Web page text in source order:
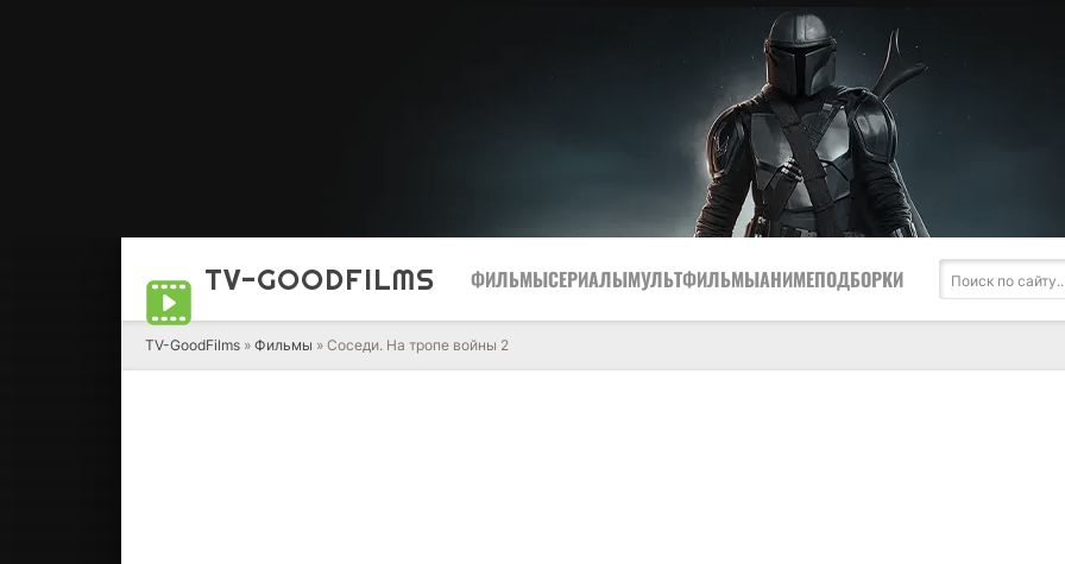
TV-GOODFILMS ФИЛЬМЫСЕРИАЛЫМУЛЬТФИЛЬМЫАНИМЕПОДБОРКИ
TV-GoodFilms » Фильмы » Соседи. На тропе войны 2